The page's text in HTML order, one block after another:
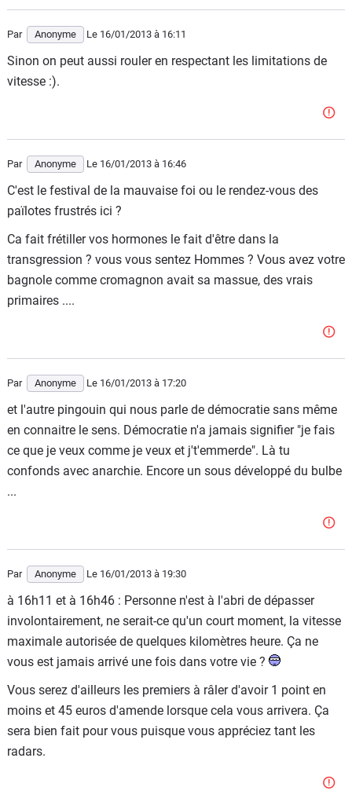
Par Anonyme Le 16/01/2013 à 16:11
Sinon on peut aussi rouler en respectant les limitations de
vitesse :).
Par Anonyme Le 16/01/2013 à 16:46
C'est le festival de la mauvaise foi ou le rendez-vous des
païlotes frustrés ici ?
Ca fait frétiller vos hormones le fait d'être dans la
transgression ? vous vous sentez Hommes ? Vous avez votre
bagnole comme cromagnon avait sa massue, des vrais
primaires ....
Par Anonyme Le 16/01/2013 à 17:20
et l'autre pingouin qui nous parle de démocratie sans même
en connaitre le sens. Démocratie n'a jamais signifier "je fais
ce que je veux comme je veux et j't'emmerde". Là tu
confonds avec anarchie. Encore un sous développé du bulbe
...
Par Anonyme Le 16/01/2013 à 19:30
à 16h11 et à 16h46 : Personne n'est à l'abri de dépasser
involontairement, ne serait-ce qu'un court moment, la vitesse
maximale autorisée de quelques kilomètres heure. Ça ne
vous est jamais arrivé une fois dans votre vie ?
Vous serez d'ailleurs les premiers à râler d'avoir 1 point en
moins et 45 euros d'amende lorsque cela vous arrivera. Ça
sera bien fait pour vous puisque vous appréciez tant les
radars.